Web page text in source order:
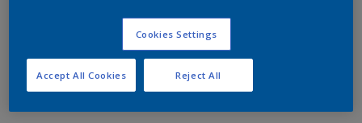
te bestellen. Houd de website in de gaten, we werken
er hard aan om de voorraad aan te vullen.
Cookies Settings
Reject All
Accept All Cookies